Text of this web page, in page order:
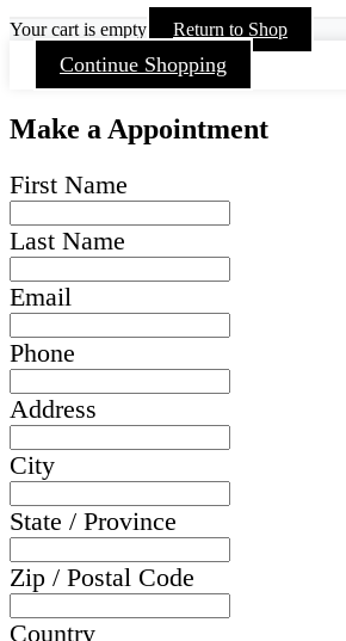
Your cart is empty Return to Shop
Continue Shopping
Make a Appointment
First Name
Last Name
Email
Phone
Address
City
State / Province
Zip / Postal Code
Country